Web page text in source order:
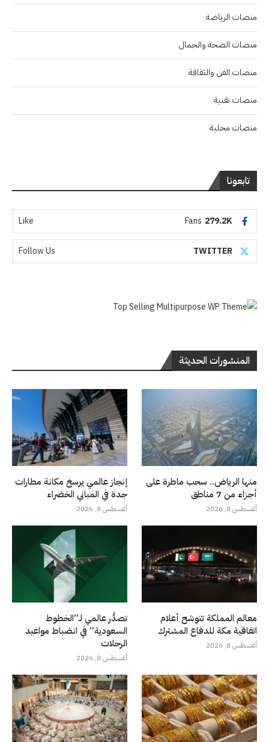
منصات الرياضة
منصات الصحة والجمال
منصات الفن والثقافة
منصات تقنية
منصات محلية
تابعونا
279.2K
Fans
Like
TWITTER
Follow Us
المنشورات الحديثة
منها الرياض.. سحب ماطرة على
أجزاء من 7 مناطق
أغسطس 8, 2026
إنجاز عالمي يرسخ مكانة مطارات
جدة في المباني الخضراء
أغسطس 8, 2026
معالم المملكة تتوشح أعلام
اتفاقية مكة للدفاع المشترك
أغسطس 8, 2026
تصدُّر عالمي لـ”الخطوط
السعودية” في انضباط مواعيد
الرحلات
أغسطس 8, 2026